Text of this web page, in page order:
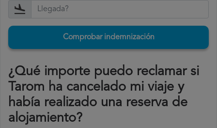
Comprobar indemnización
¿Qué importe puedo reclamar si
Tarom ha cancelado mi viaje y
había realizado una reserva de
alojamiento?